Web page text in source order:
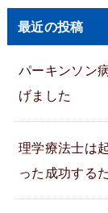
最近の投稿
パーキンソン
げました
理学療法士は
った成功する